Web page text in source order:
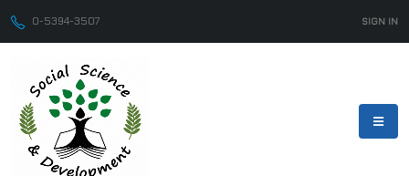
0-5394-3507 SIGN IN